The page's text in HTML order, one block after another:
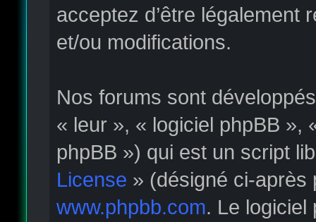
acceptez d’être légalement
et/ou modifications.
Nos forums sont
« leur », « logiciel phpBB »,
phpBB ») qui est un script
License » (désigné ci-après
www.phpbb.com. Le logiciel